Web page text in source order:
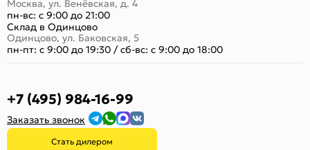
Москва, ул. Венёвская, д. 4
пн-вс: с 9:00 до 21:00
Склад в Одинцово
Одинцово, ул. Баковская, 5
пн-пт: с 9:00 до 19:30 /сб-вс: с 9:00 до 18:00
+7 (495) 984-16-99
Заказать звонок
Стать дилером